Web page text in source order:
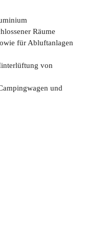
Räume
für Abluftanlagen
von
und